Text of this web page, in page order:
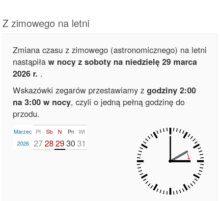
Z zimowego na letni
Zmiana czasu z zimowego (astronomicznego) na letni
nastąpiła w nocy z soboty na niedzielę 29 marca
2026 r. .
Wskazówki zegarów przestawiamy z godziny 2:00
na 3:00 w nocy, czyli o jedną pełną godzinę do
przodu.
Marzec
2026
Pt Sb N Pn Wt
2728293031